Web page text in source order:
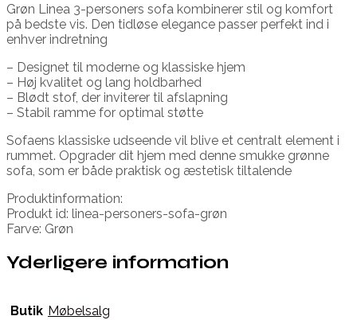
Grøn Linea 3-personers sofa kombinerer stil og komfort
på bedste vis. Den tidløse elegance passer perfekt ind i
enhver indretning
– Designet til moderne og klassiske hjem
– Høj kvalitet og lang holdbarhed
– Blødt stof, der inviterer til afslapning
– Stabil ramme for optimal støtte
Sofaens klassiske udseende vil blive et centralt element i
rummet. Opgrader dit hjem med denne smukke grønne
sofa, som er både praktisk og æstetisk tiltalende
Produktinformation:
Produkt id: linea-personers-sofa-grøn
Farve: Grøn
Yderligere information
Butik Møbelsalg